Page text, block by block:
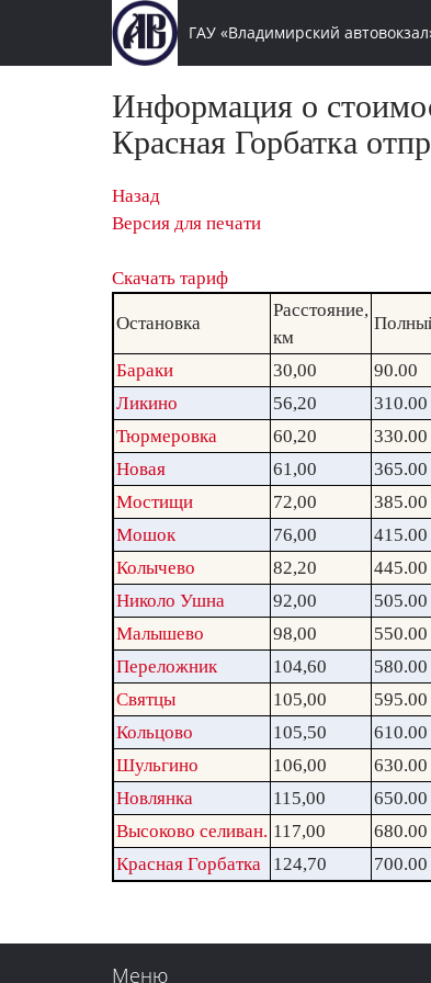
ГАУ «Владимирский
Информация о
Красная Горбатка
Назад
Версия для печати
Скачать тариф
Остановка
Расстояние,
км
Бараки
30,00 90.00
Ликино
56,20 310.00
Тюрмеровка
60,20 330.00
Новая
61,00 365.00
Мостищи
72,00 385.00
Мошок
76,00 415.00
Колычево
82,20 445.00
Николо Ушна
92,00 505.00
Малышево
98,00 550.00
Переложник
104,60 580.00
Святцы
105,00 595.00
Кольцово
105,50 610.00
Шульгино
106,00 630.00
Новлянка
115,00 650.00
Высоково селиван. 117,00 680.00
Красная Горбатка
124,70 700.00
Меню